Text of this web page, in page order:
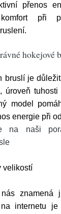
přenos
při
hokejové
bruslí je
úroveň tuhosti
model
energie při
na naši
velikostí
znamená
na internetu